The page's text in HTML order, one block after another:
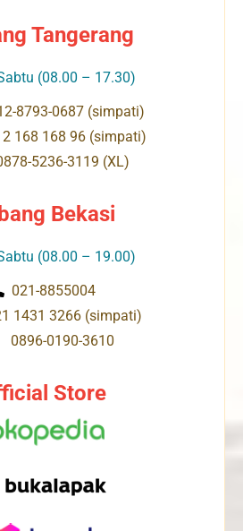
Tangerang
(08.00 – 17.30)
8793-0687 (simpati)
168 168 96 (simpati)
5236-3119 (XL)
Bekasi
(08.00 – 19.00)
021-8855004
1431 3266 (simpati)
0896-0190-3610
Store